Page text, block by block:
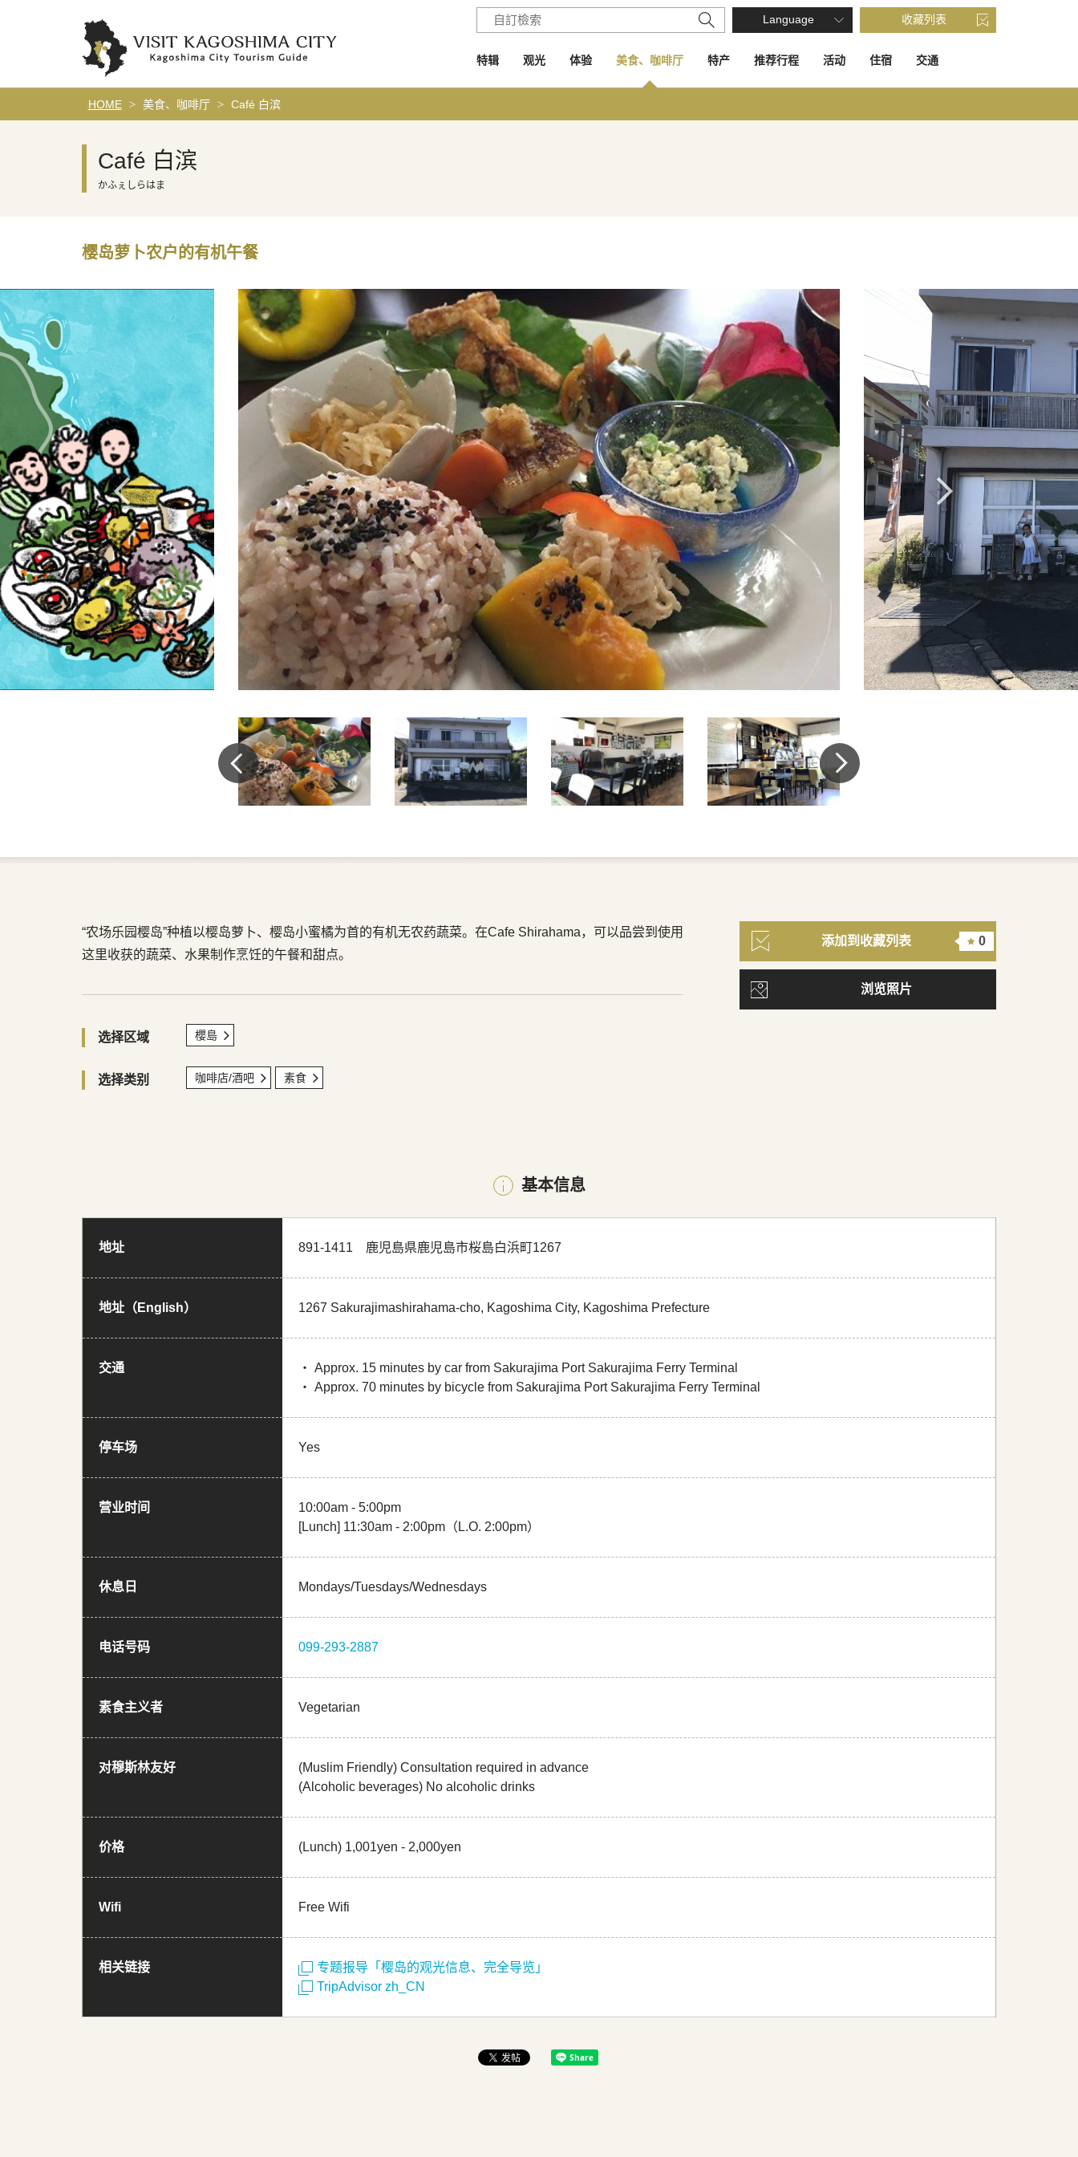
Language 收藏列表
特辑 观光 体验 美食、咖啡厅 特产 推荐行程 活动 住宿 交通
HOME 美食、咖啡厅 Café 白滨
Café 白滨
かふぇしらはま
樱岛萝卜农户的有机午餐
“农场乐园樱岛”种植以樱岛萝卜、樱岛小蜜橘为首的有机无农药蔬菜。在Cafe Shirahama，可以品尝到使用
这里收获的蔬菜、水果制作烹饪的午餐和甜点。
选择区域 櫻島
选择类别 咖啡店/酒吧 素食
添加到收藏列表 0
浏览照片
基本信息
地址 891-1411 鹿児島県鹿児島市桜島白浜町1267
地址（English） 1267 Sakurajimashirahama-cho, Kagoshima City, Kagoshima Prefecture
交通
・ Approx. 15 minutes by car from Sakurajima Port Sakurajima Ferry Terminal
・ Approx. 70 minutes by bicycle from Sakurajima Port Sakurajima Ferry Terminal
停车场 Yes
营业时间
10:00am - 5:00pm
[Lunch] 11:30am - 2:00pm（L.O. 2:00pm）
休息日 Mondays/Tuesdays/Wednesdays
电话号码 099-293-2887
素食主义者 Vegetarian
对穆斯林友好
(Muslim Friendly) Consultation required in advance
(Alcoholic beverages) No alcoholic drinks
价格 (Lunch) 1,001yen - 2,000yen
Wifi Free Wifi
相关链接
专题报导「樱岛的观光信息、完全导览」
TripAdvisor zh_CN